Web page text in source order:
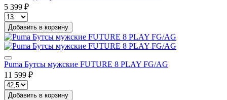
5 399 ₽
Добавить в корзину
Puma Бутсы мужские FUTURE 8 PLAY FG/AG
11 599 ₽
Добавить в корзину